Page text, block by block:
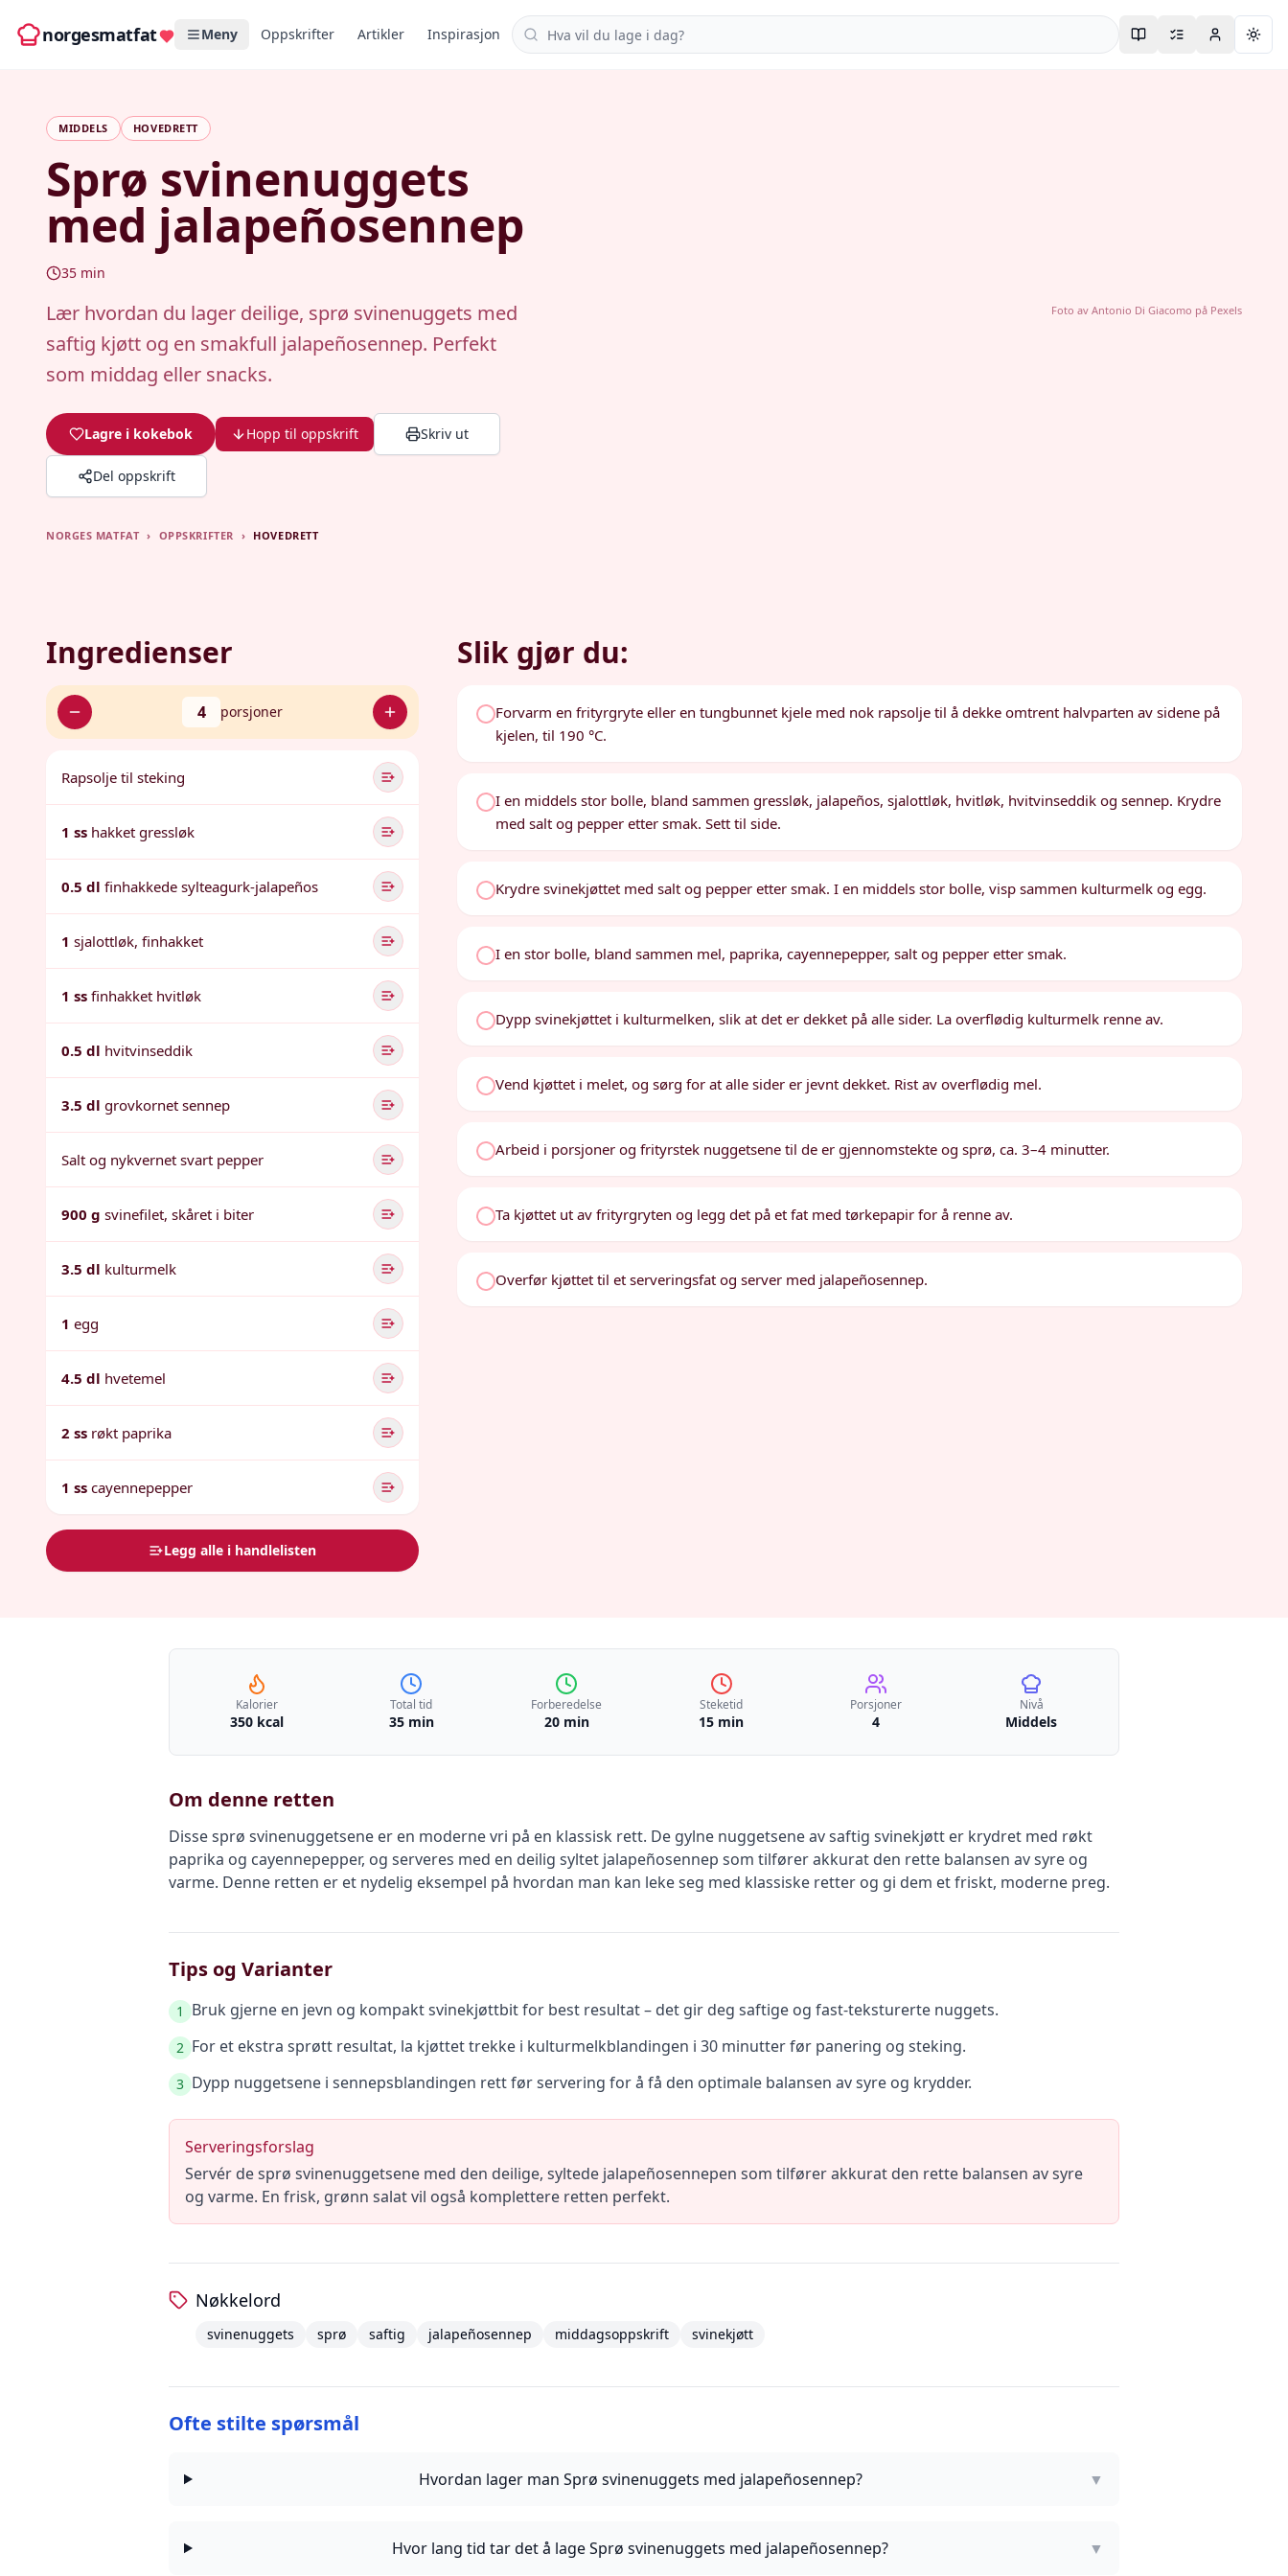
norgesmatfat Meny Oppskrifter Artikler Inspirasjon Søk i oppskrifter
MIDDELS HOVEDRETT
Sprø svinenuggets
med jalapeñosennep
35 min
Lær hvordan du lager deilige, sprø svinenuggets med
saftig kjøtt og en smakfull jalapeñosennep. Perfekt
som middag eller snacks.
Lagre i kokebok Hopp til oppskrift Skriv ut
Del oppskrift
Foto av Antonio Di Giacomo på Pexels
NORGES MATFAT › OPPSKRIFTER › HOVEDRETT
Ingredienser
4 porsjoner
Rapsolje til steking
1 ss hakket gressløk
0.5 dl finhakkede sylteagurk-jalapeños
1 sjalottløk, finhakket
1 ss finhakket hvitløk
0.5 dl hvitvinseddik
3.5 dl grovkornet sennep
Salt og nykvernet svart pepper
900 g svinefilet, skåret i biter
3.5 dl kulturmelk
1 egg
4.5 dl hvetemel
2 ss røkt paprika
1 ss cayennepepper
Legg alle i handlelisten
Slik gjør du:
Forvarm en frityrgryte eller en tungbunnet kjele med nok rapsolje til å dekke omtrent halvparten av sidene på
kjelen, til 190 °C.
I en middels stor bolle, bland sammen gressløk, jalapeños, sjalottløk, hvitløk, hvitvinseddik og sennep. Krydre
med salt og pepper etter smak. Sett til side.
Krydre svinekjøttet med salt og pepper etter smak. I en middels stor bolle, visp sammen kulturmelk og egg.
I en stor bolle, bland sammen mel, paprika, cayennepepper, salt og pepper etter smak.
Dypp svinekjøttet i kulturmelken, slik at det er dekket på alle sider. La overflødig kulturmelk renne av.
Vend kjøttet i melet, og sørg for at alle sider er jevnt dekket. Rist av overflødig mel.
Arbeid i porsjoner og frityrstek nuggetsene til de er gjennomstekte og sprø, ca. 3–4 minutter.
Ta kjøttet ut av frityrgryten og legg det på et fat med tørkepapir for å renne av.
Overfør kjøttet til et serveringsfat og server med jalapeñosennep.
Kalorier
350 kcal
Total tid
35 min
Forberedelse
20 min
Steketid
15 min
Porsjoner
4
Nivå
Middels
Om denne retten
Disse sprø svinenuggetsene er en moderne vri på en klassisk rett. De gylne nuggetsene av saftig svinekjøtt er krydret med røkt
paprika og cayennepepper, og serveres med en deilig syltet jalapeñosennep som tilfører akkurat den rette balansen av syre og
varme. Denne retten er et nydelig eksempel på hvordan man kan leke seg med klassiske retter og gi dem et friskt, moderne preg.
Tips og Varianter
1 Bruk gjerne en jevn og kompakt svinekjøttbit for best resultat – det gir deg saftige og fast-teksturerte nuggets.
2 For et ekstra sprøtt resultat, la kjøttet trekke i kulturmelkblandingen i 30 minutter før panering og steking.
3 Dypp nuggetsene i sennepsblandingen rett før servering for å få den optimale balansen av syre og krydder.
Serveringsforslag
Servér de sprø svinenuggetsene med den deilige, syltede jalapeñosennepen som tilfører akkurat den rette balansen av syre
og varme. En frisk, grønn salat vil også komplettere retten perfekt.
Nøkkelord
svinenuggets sprø saftig jalapeñosennep middagsoppskrift svinekjøtt
Ofte stilte spørsmål
Hvordan lager man Sprø svinenuggets med jalapeñosennep? ▼
Hvor lang tid tar det å lage Sprø svinenuggets med jalapeñosennep? ▼